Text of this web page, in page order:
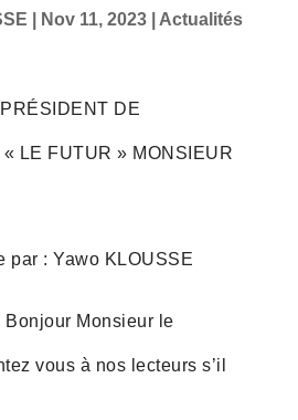
Nov 11, 2023| Actualités
DE
« LE FUTUR » MONSIEUR
par : Yawo KLOUSSE
Monsieur le
vous à nos lecteurs s’il